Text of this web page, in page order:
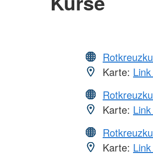
Karte:
Karte:
Karte: